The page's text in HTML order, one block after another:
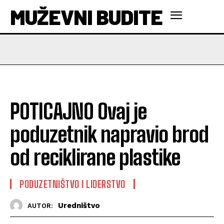
MUŽEVNI BUDITE
POTICAJNO Ovaj je
poduzetnik napravio brod
od reciklirane plastike
PODUZETNIŠTVO I LIDERSTVO
AUTOR: Uredništvo